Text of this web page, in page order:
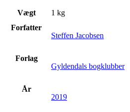
Vægt
1 kg
Forfatter
Steffen Jacobsen
Forlag
Gyldendals bogklubber
År
2019